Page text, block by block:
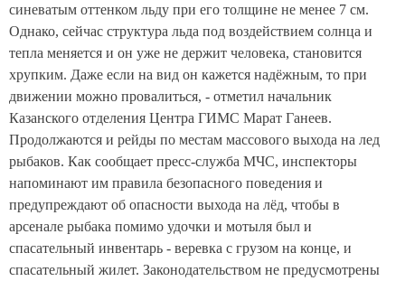
синеватым оттенком льду при его толщине не менее 7 см.
Однако, сейчас структура льда под воздействием солнца и
тепла меняется и он уже не держит человека, становится
хрупким. Даже если на вид он кажется надёжным, то при
движении можно провалиться, - отметил начальник
Казанского отделения Центра ГИМС Марат Ганеев.
Продолжаются и рейды по местам массового выхода на лед
рыбаков. Как сообщает пресс-служба МЧС, инспекторы
напоминают им правила безопасного поведения и
предупреждают об опасности выхода на лёд, чтобы в
арсенале рыбака помимо удочки и мотыля был и
спасательный инвентарь - веревка с грузом на конце, и
спасательный жилет. Законодательством не предусмотрены